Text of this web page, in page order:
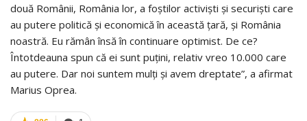
două Românii, România lor, a foştilor activişti şi securişti care
au putere politică şi economică în această ţară, şi România
noastră. Eu rămân însă în continuare optimist. De ce?
Întotdeauna spun că ei sunt puţini, relativ vreo 10.000 care
au putere. Dar noi suntem mulţi şi avem dreptate”, a afirmat
Marius Oprea.